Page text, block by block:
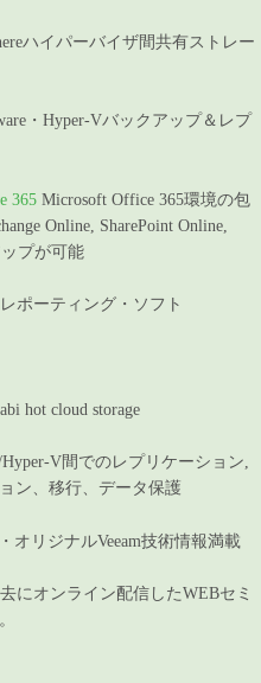
ハイパーバイザ間共有ストレー
・Hyper-Vバックアップ＆レプ
365 Microsoft Office 365環境の包
Online, SharePoint Online,
ップが可能
ポーティング・ソフト
hot cloud storage
V間でのレプリケーション,
ン、移行、データ保護
オリジナルVeeam技術情報満載
にオンライン配信したWEBセミ